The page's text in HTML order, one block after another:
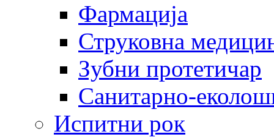
Фармација
Струковна
Зубни протетичар
Санитарно-
Испитни рок